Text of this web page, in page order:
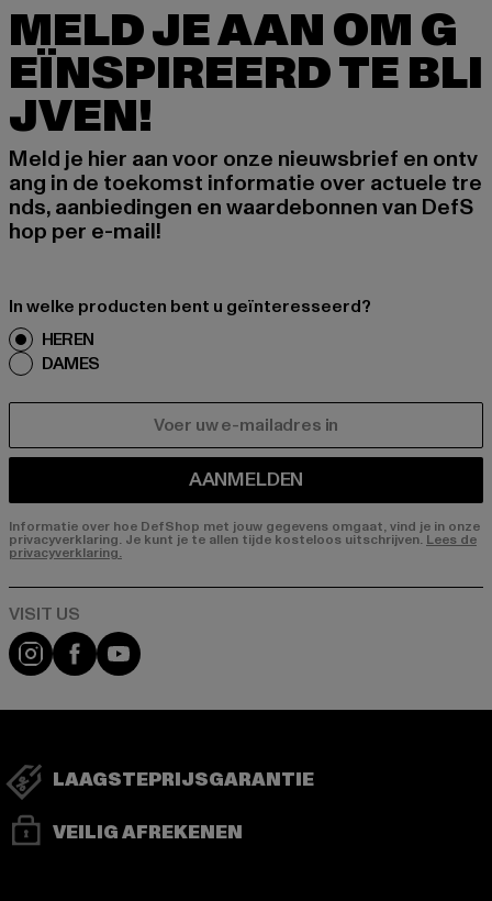
MELD JE AAN OM G
EÏNSPIREERD TE BLI
JVEN!
Meld je hier aan voor onze nieuwsbrief en ontv
ang in de toekomst informatie over actuele tre
nds, aanbiedingen en waardebonnen van DefS
hop per e-mail!
In welke producten bent u geïnteresseerd?
HEREN
DAMES
AANMELDEN
Informatie over hoe DefShop met jouw gegevens omgaat, vind je in onze
privacyverklaring. Je kunt je te allen tijde kosteloos uitschrijven. Lees de
privacyverklaring.
Visit our Instagram page:
Visit our Facebook page:
Visit our YouTube channel:
LAAGSTEPRIJSGARANTIE
VEILIG AFREKENEN